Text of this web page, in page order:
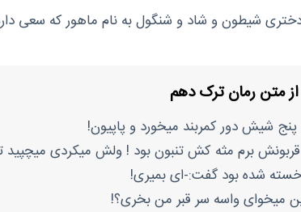
شیطون و شاد و شنگول به نام ماهور که سعی
متن رمان ترک دهم
شیش دور کمربند میخورد و پاپیون!
برم مثه کش تنبون بود ! ولش میکردی میچپید
شده بود گفت:-ای بمیری!
میخوای واسه سر قبر من بخری؟!